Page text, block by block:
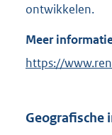
ontwikkelen.
Meer
E
e
https://
Geografische